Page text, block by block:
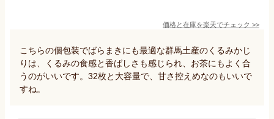
価格と在庫を楽天でチェック >>
こちらの個包装でばらまきにも最適な群馬土産のくるみかじ
りは、くるみの食感と香ばしさも感じられ、お茶にもよく合
うのがいいです。32枚と大容量で、甘さ控えめなのもいいで
すね。